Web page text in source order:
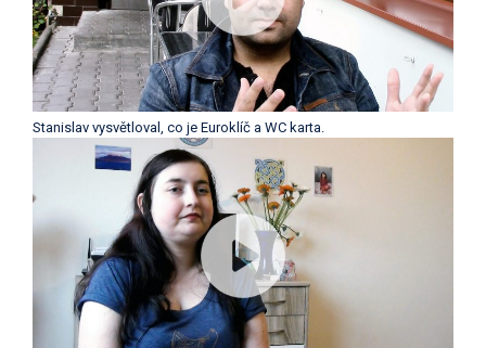
Stanislav vysvětloval, co je Euroklíč a WC karta.